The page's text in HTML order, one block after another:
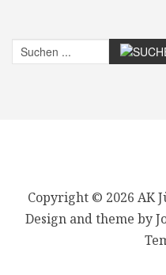
Copyright © 2026 AK
Design and theme by